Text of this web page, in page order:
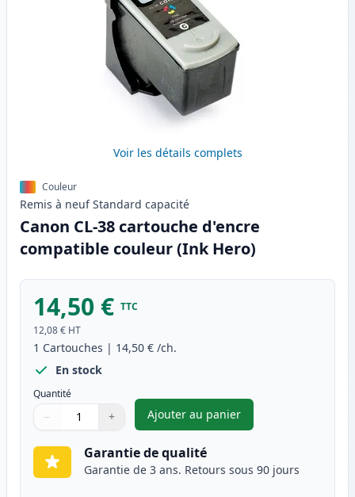
Voir les détails complets
Couleur
Remis à neuf Standard capacité
Canon CL-38 cartouche d'encre
compatible couleur (Ink Hero)
14,50 € TTC
12,08 € HT
1 Cartouches | 14,50 € /ch.
En stock
Quantité
Quantité
Utilisez les boutons pour ajuster
− +
Quantité
Ajouter au panier
,Canon CL-38 cartouche
Garantie de qualité
Garantie de 3 ans. Retours sous 90 jours